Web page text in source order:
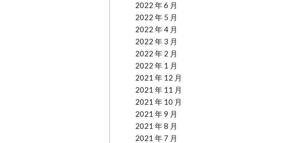
2022 年 6 月
2022 年 5 月
2022 年 4 月
2022 年 3 月
2022 年 2 月
2022 年 1 月
2021 年 12 月
2021 年 11 月
2021 年 10 月
2021 年 9 月
2021 年 8 月
2021 年 7 月